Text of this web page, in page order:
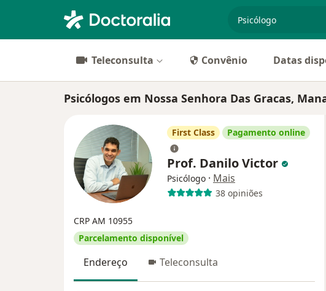
especialidade,
Teleconsulta Convênio Datas
Psicólogos em Nossa Senhora Das Gracas,
First Class Pagamento online
Prof. Danilo Victor
Psicólogo · Mais
38 opiniões
CRP AM 10955
Parcelamento disponível
Endereço Teleconsulta